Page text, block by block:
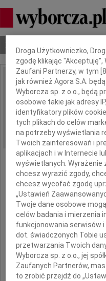
IMIĘ I NAZWISKO:
REGION: cała Polska
DATA EMISJI: 18.12.2009
Dbamy o Twoją prywatność
Droga Użytkowniczko,
zgodę klikając "Akceptuję",
Zaufani Partnerzy, w tym [
jak również Agora S.A.
Wyborcza sp. z o.o., będą
osobowe takie jak adresy
identyfikatory plików
tych plikach do celów
na potrzeby wyświetlania
Twoich zainteresowań i
aplikacjach i w Internecie
wyświetlanych. Wyrażenie
chcesz wyrazić zgody,
chcesz wycofać zgodę
„Ustawień
Twoje dane osobowe
celów badania i mierzenia
funkcjonowania serwisów i
dot. świadczonych Tobie
przetwarzania Twoich
Wyborcza sp. z o.o., jej
Zaufanych Partnerów,
to zrobić przejdź do